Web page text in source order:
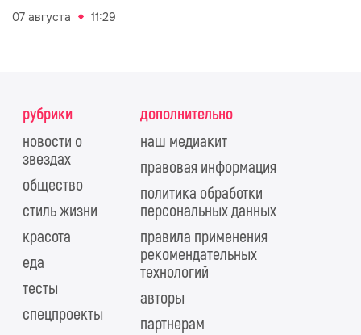
07 августа 11:29
рубрики
новости о
звездах
общество
стиль жизни
красота
еда
тесты
спецпроекты
дополнительно
наш медиакит
правовая информация
политика обработки
персональных данных
правила применения
рекомендательных
технологий
авторы
партнерам